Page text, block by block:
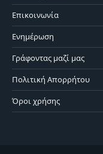
Επικοινωνία
Ενημέρωση
Γράφοντας μαζί μας
Πολιτική Απορρήτου
Όροι χρήσης